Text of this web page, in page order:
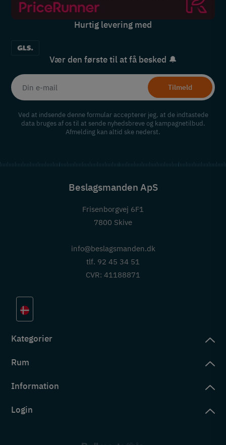
Hurtig levering med
Vær den første til at få besked 🔔
Tilmeld
Ved at indsende denne formular accepterer jeg, at de indtastede
data bruges af os til at sende nyhedsbreve og kampagnetilbud.
Afmelding kan altid ske nederst.
Beslagsmanden ApS
Frisenborgvej 6F1
7800 Skive
info@beslagsmanden.dk
tlf. 92 45 34 51
CVR: 41188871
Kategorier
Rum
Information
Login